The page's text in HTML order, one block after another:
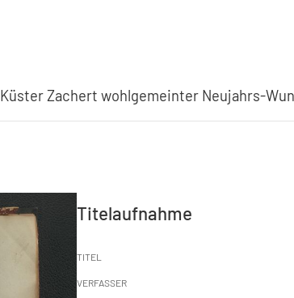
Küster Zachert wohlgemeinter Neujahrs-
Titelaufnahme
TITEL
VERFASSER